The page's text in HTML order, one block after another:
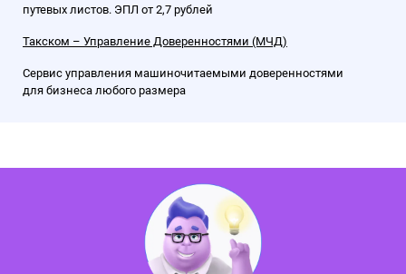
путевых листов. ЭПЛ от 2,7 рублей
Такском – Управление Доверенностями (МЧД)
Сервис управления машиночитаемыми доверенностями
для бизнеса любого размера